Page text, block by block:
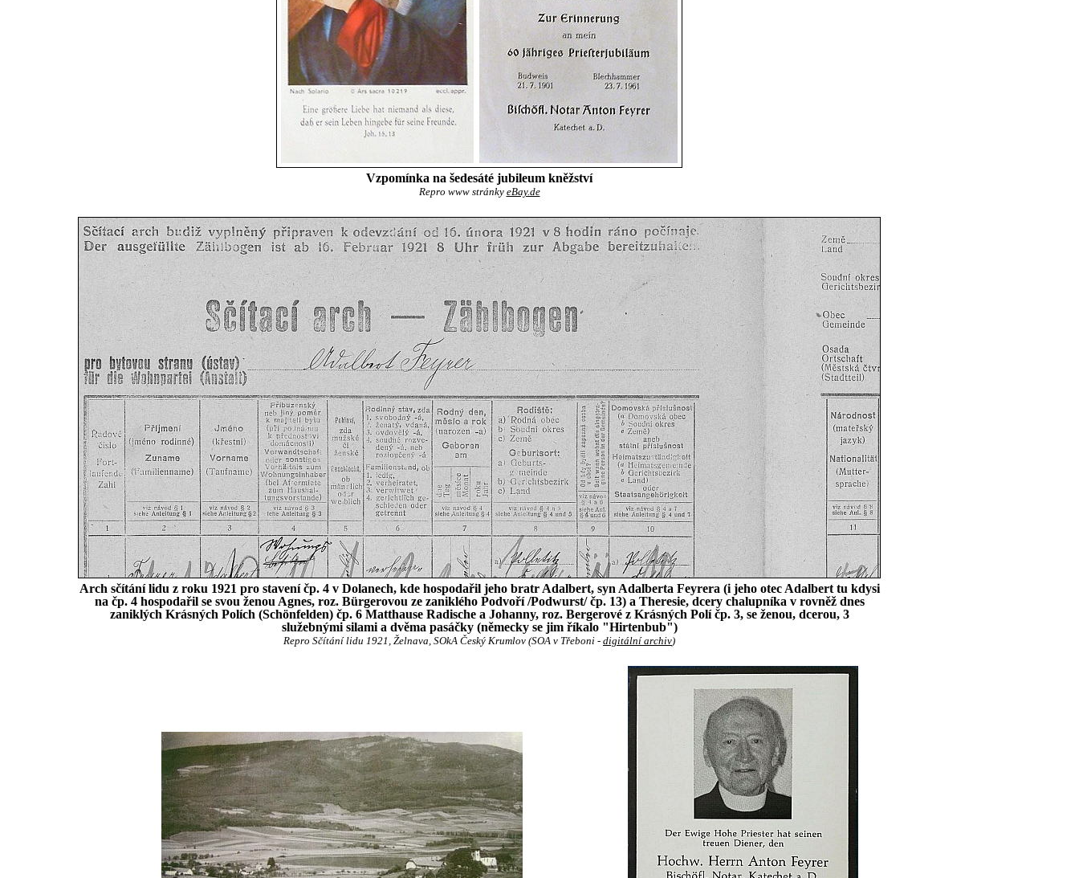
Vzpomínka na šedesáté jubileum kněžství
Repro www stránky eBay.de
Arch sčítání lidu z roku 1921 pro stavení čp. 4 v Dolanech, kde hospodařil jeho bratr Adalbert, syn Adalberta Feyrera (i jeho otec Adalbert tu kdysi
na čp. 4 hospodařil se svou ženou Agnes, roz. Bürgerovou ze zaniklého Podvoří /Podwurst/ čp. 13) a Theresie, dcery chalupníka v rovněž dnes
zaniklých Krásných Polích (Schönfelden) čp. 6 Matthause Radische a Johanny, roz. Bergerové z Krásných Polí čp. 3, se ženou, dcerou, 3
služebnými silami a dvěma pasáčky (německy se jim říkalo "Hirtenbub")
Repro Sčítání lidu 1921, Želnava, SOkA Český Krumlov (SOA v Třeboni - digitální archiv)